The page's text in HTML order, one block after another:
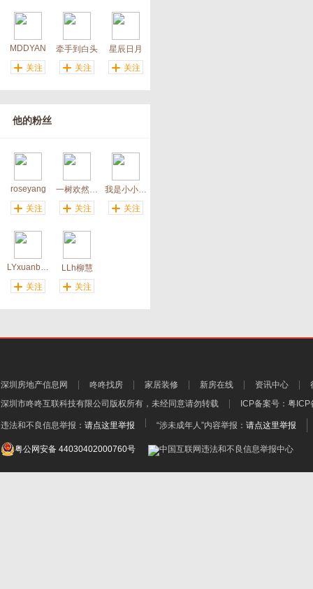
MDDYAN
关注
牵手到白头
关注
星辰日月
关注
他的粉丝
roseyang
关注
一树欢然(用户注销)
关注
我是小小小太阳
关注
LYxuanbao
关注
LLh柳慧
关注
深圳房地产信息网 咚咚找房 家居装修 新房在线 资讯中心
深圳市咚咚互联科技有限公司 版权所有，未经同意请勿转载 ICP备案号： 粤ICP
违法和不良信息举报： 请点这里举报 “涉未成年人”内容举报： 请点这里举报
粤公网安备 44030402000760号